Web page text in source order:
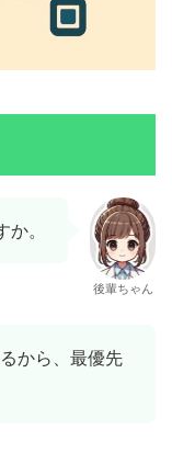
。
後輩ちゃん
から、最優先